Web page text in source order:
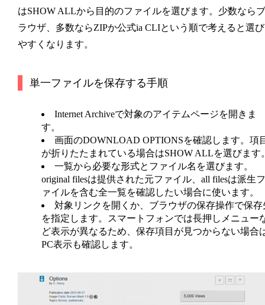
はSHOW ALLから目的のファイルを選びます。少数ならブ
ラウザ、多数ならZIPか公式ia CLIという順で考えると選び
やすくなります。
単一ファイルを保存する手順
Internet Archiveで対象のアイテムページを開きま
す。
画面のDOWNLOAD OPTIONSを確認します。項
が折りたたまれている場合はSHOW ALLを選びます
一覧から必要な形式とファイル名を選びます。
original filesは提供された元ファイル、all filesは派生フ
ァイルを含む全一覧を確認したい場合に使います。
対象リンクを開くか、ブラウザの保存操作で保存
を指定します。スマートフォンでは長押しメニュー
ど表示が異なるため、保存項目が見つからない場合
PC表示も確認します。